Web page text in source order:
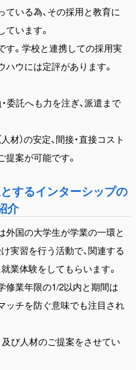
ている為、その採用と教育に
ています。
す。学校と連携しての採用実
ハウには定評があります。
委託へも力を注ぎ、派遣まで
材）の安定、間接・直接コスト
提案が可能です。
するインターシップの
介
外国の大学生が学業の一環と
実習を行う活動で、関連する
業体験をしてもらいます。
修業年限の1/2以内と期間は
ッチを防ぐ意味でも注目され
及び人材のご提案をさせてい